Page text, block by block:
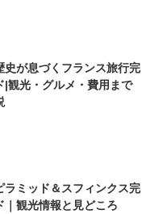
史が息づくフランス旅行完
|観光・グルメ・費用まで
ラミッド＆スフィンクス完
｜観光情報と見どころ